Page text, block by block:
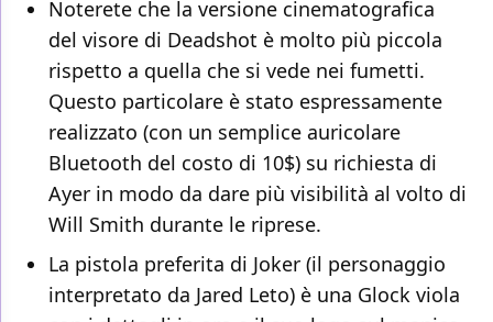
Noterete che la versione cinematografica
del visore di Deadshot è molto più piccola
rispetto a quella che si vede nei fumetti.
Questo particolare è stato espressamente
realizzato (con un semplice auricolare
Bluetooth del costo di 10$) su richiesta di
Ayer in modo da dare più visibilità al volto di
Will Smith durante le riprese.
La pistola preferita di Joker (il personaggio
interpretato da Jared Leto) è una Glock viola